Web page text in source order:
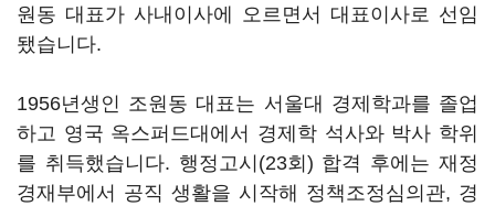
원동 대표가 사내이사에 오르면서 대표이사로 선임
됐습니다.
1956년생인 조원동 대표는 서울대 경제학과를 졸업
하고 영국 옥스퍼드대에서 경제학 석사와 박사 학위
를 취득했습니다. 행정고시(23회) 합격 후에는 재정
경재부에서 공직 생활을 시작해 정책조정심의관, 경